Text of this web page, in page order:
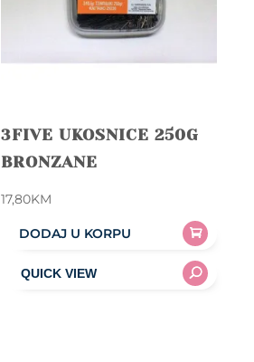
3FIVE UKOSNICE 250G
BRONZANE
17,80KM
DODAJ U KORPU